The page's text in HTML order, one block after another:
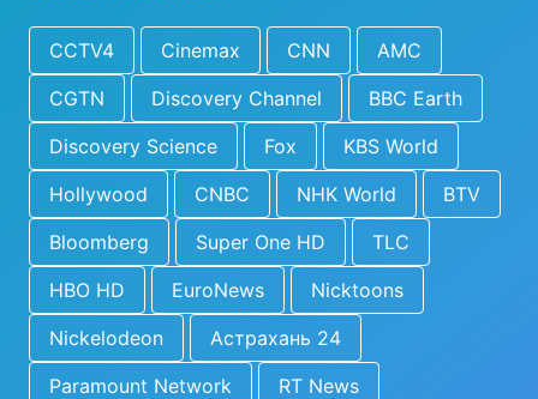
CCTV4 Cinemax CNN
AMC
CGTN
Discovery Channel
BBC Earth
Discovery Science
Fox
KBS World
Hollywood
CNBC NHK World
BTV
Bloomberg
Super One HD
TLC
HBO HD
EuroNews
Nicktoons
Nickelodeon
Астрахань 24
Paramount Network
RT News